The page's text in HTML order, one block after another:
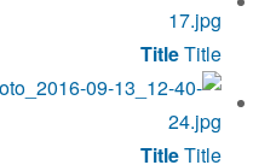
TitleTitle
TitleTitle